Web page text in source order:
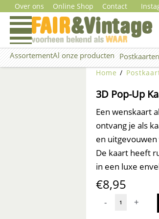
naar
inhoud
Over ons Online Shop Contact
AssortementAl onze producten Postkaarten
Home /
3D Pop-Up
Een wenskaart
ontvang je als
en
De kaart heeft
in een luxe
€8,95
- +